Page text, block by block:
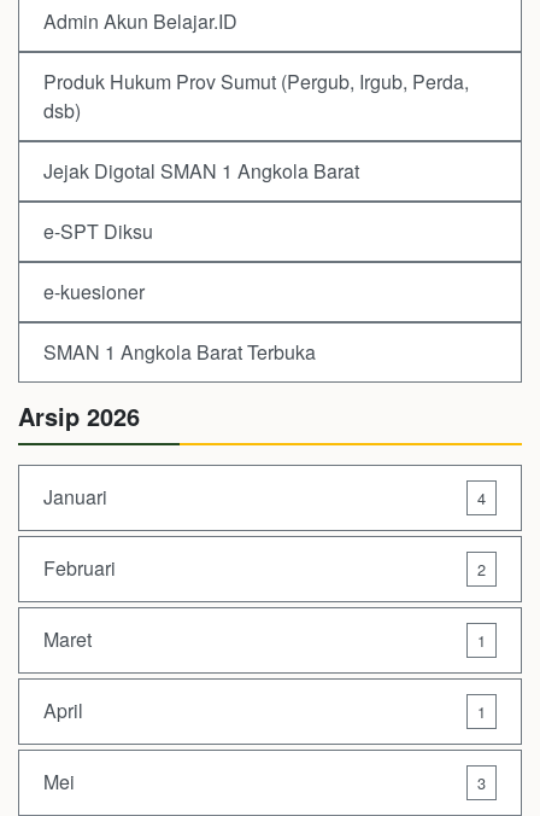
Admin Akun Belajar.ID
Produk Hukum Prov Sumut (Pergub, Irgub, Perda,
dsb)
Jejak Digotal SMAN 1 Angkola Barat
e-SPT Diksu
e-kuesioner
SMAN 1 Angkola Barat Terbuka
Arsip 2026
Januari 4
Februari 2
Maret 1
April 1
Mei 3